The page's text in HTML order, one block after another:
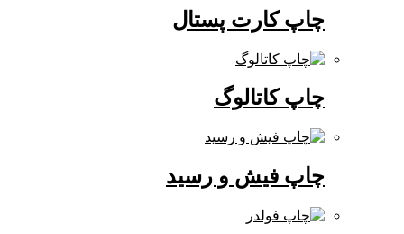
چاپ کارت پستال
چاپ کاتالوگ
چاپ فیش و رسید